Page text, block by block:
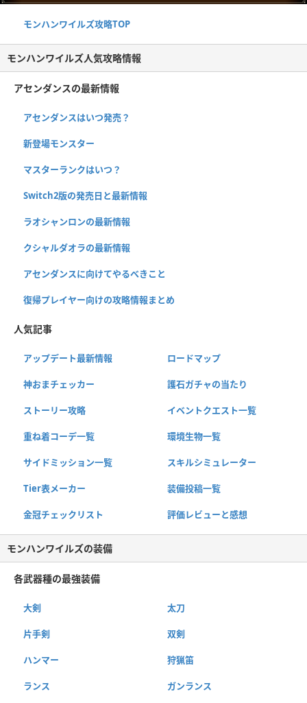
モンハンワイルズ攻略TOP
モンハンワイルズ人気攻略情報
アセンダンスの最新情報
アセンダンスはいつ発売？
新登場モンスター
マスターランクはいつ？
Switch2版の発売日と最新情報
ラオシャンロンの最新情報
クシャルダオラの最新情報
アセンダンスに向けてやるべきこと
復帰プレイヤー向けの攻略情報まとめ
人気記事
アップデート最新情報 ロードマップ
神おまチェッカー 護石ガチャの当たり
ストーリー攻略 イベントクエスト一覧
重ね着コーデ一覧 環境生物一覧
サイドミッション一覧 スキルシミュレーター
Tier表メーカー 装備投稿一覧
金冠チェックリスト 評価レビューと感想
モンハンワイルズの装備
各武器種の最強装備
大剣 太刀
片手剣 双剣
ハンマー 狩猟笛
ランス ガンランス